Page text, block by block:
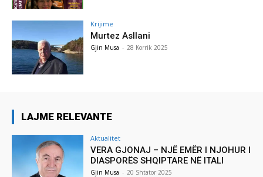
Krijime
Murtez Asllani
Gjin Musa - 28 Korrik 2025
LAJME RELEVANTE
Aktualitet
VERA GJONAJ – NJË EMËR I NJOHUR I
DIASPORËS SHQIPTARE NË ITALI
Gjin Musa - 20 Shtator 2025